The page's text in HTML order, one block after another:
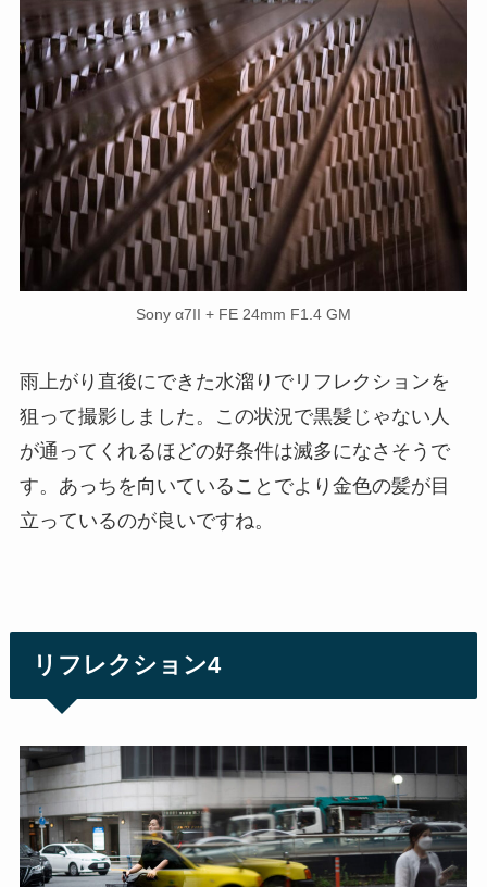
Sony α7II + FE 24mm F1.4 GM
雨上がり直後にできた水溜りでリフレクションを
狙って撮影しました。この状況で黒髪じゃない人
が通ってくれるほどの好条件は滅多になさそうで
す。あっちを向いていることでより金色の髪が目
立っているのが良いですね。
リフレクション4